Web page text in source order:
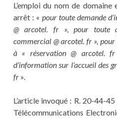
L’emploi du nom de
arrêt : « pour toute demande
@ arcotel. fr », pour toute
commercial @ arcotel. fr »,
à « réservation @ arcotel.
d’information sur l’accueil des
fr ».
L’article invoqué : R. 20-44-
Télécommunications